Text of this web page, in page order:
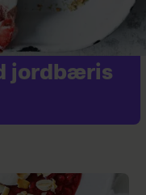
jordbæris